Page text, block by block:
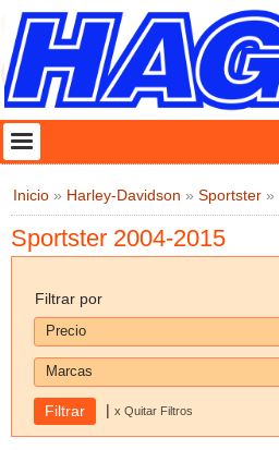
Inicio » Harley-Davidson » Sportster »
Sportster 2004-2015
Filtrar por
Precio
Marcas
| x Quitar Filtros